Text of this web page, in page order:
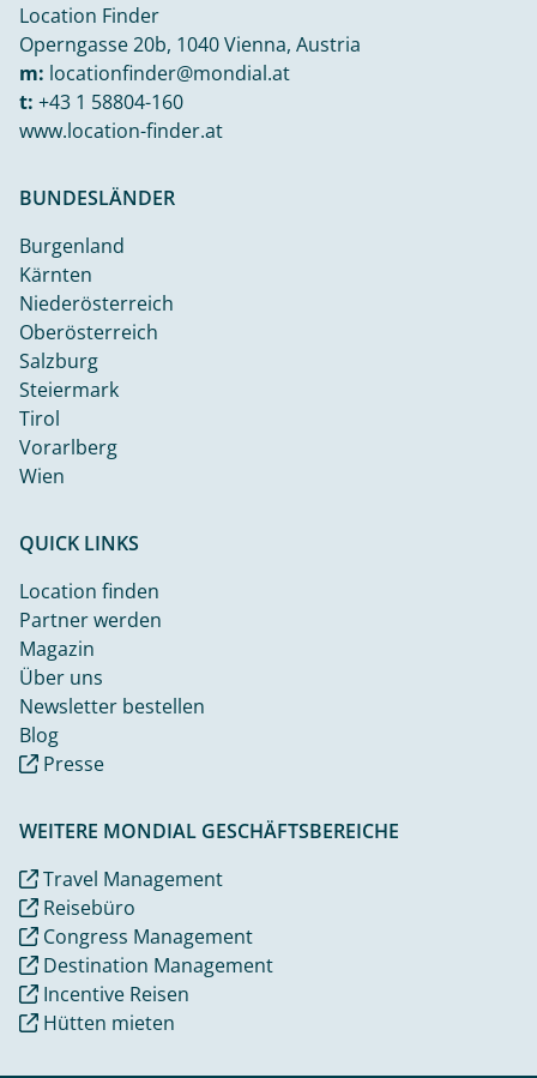
Location Finder
Operngasse 20b, 1040 Vienna, Austria
m: locationfinder@mondial.at
t: +43 1 58804-160
www.location-finder.at
BUNDESLÄNDER
Burgenland
Kärnten
Niederösterreich
Oberösterreich
Salzburg
Steiermark
Tirol
Vorarlberg
Wien
QUICK LINKS
Location finden
Partner werden
Magazin
Über uns
Newsletter bestellen
Blog
Presse
WEITERE MONDIAL GESCHÄFTSBEREICHE
Travel Management
Reisebüro
Congress Management
Destination Management
Incentive Reisen
Hütten mieten